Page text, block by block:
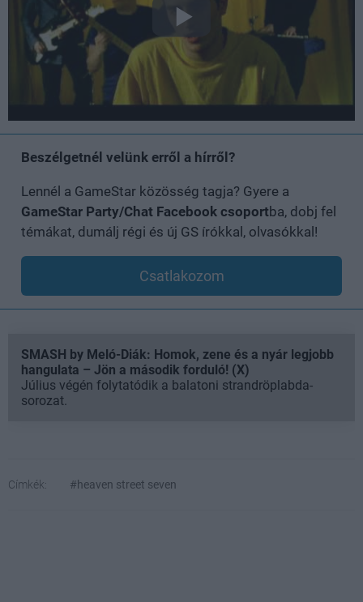
Beszélgetnél velünk erről a hírről?
Lennél a GameStar közösség tagja? Gyere a
GameStar Party/Chat Facebook csoportba, dobj fel
témákat, dumálj régi és új GS írókkal, olvasókkal!
Csatlakozom
SMASH by Meló-Diák: Homok, zene és a nyár legjobb
hangulata – Jön a második forduló! (X)
Július végén folytatódik a balatoni strandröplabda-
sorozat.
Címkék: #heaven street seven